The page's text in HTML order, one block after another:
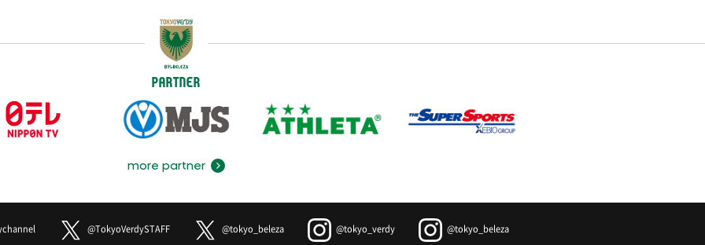
PARTNER
more partner
@TokyoVerdySTAFF @tokyo_beleza @tokyo_verdy @tokyo_beleza